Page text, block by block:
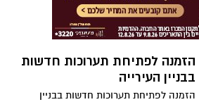
הזמנה לפתיחת תערוכות חדשות
בבניין העירייה
הזמנה לפתיחת תערוכות חדשות בבניין